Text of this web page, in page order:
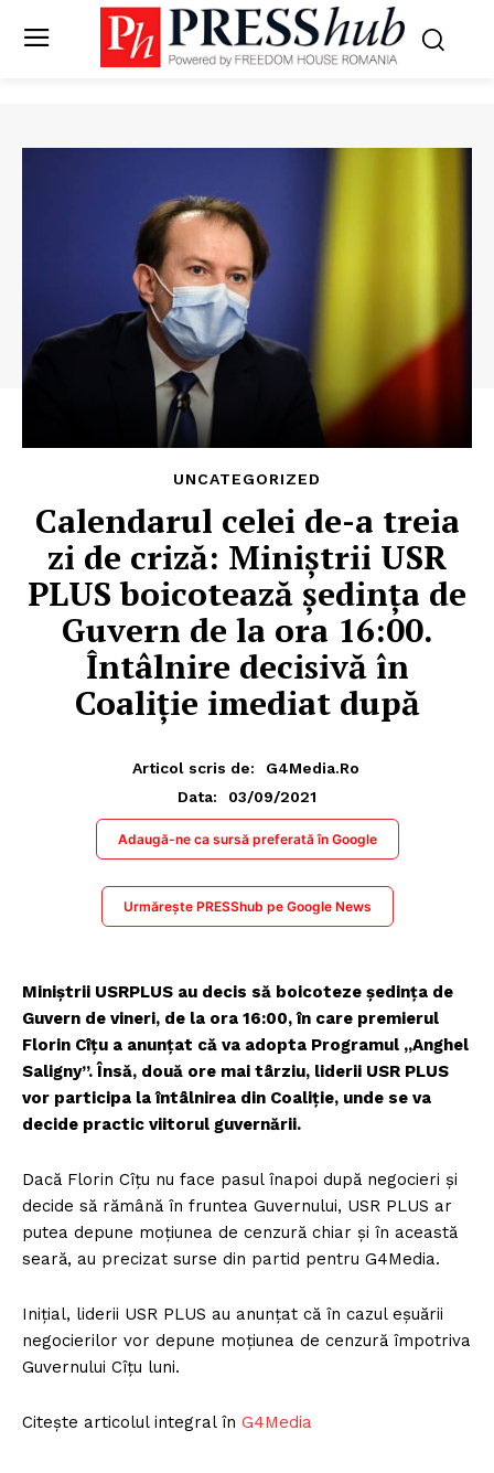
UNCATEGORIZED
Calendarul celei de-a treia
zi de criză: Miniștrii USR
PLUS boicotează ședința de
Guvern de la ora 16:00.
Întâlnire decisivă în
Coaliție imediat după
Articol scris de:
G4Media.ro
Data:
03/09/2021
Adaugă-ne ca sursă preferată în Google
Urmărește PRESShub pe Google News
Miniștrii USRPLUS au decis să boicoteze ședința de
Guvern de vineri, de la ora 16:00, în care premierul
Florin Cîțu a anunțat că va adopta Programul „Anghel
Saligny”. Însă, două ore mai târziu, liderii USR PLUS
vor participa la întâlnirea din Coaliție, unde se va
decide practic viitorul guvernării.
Dacă Florin Cîțu nu face pasul înapoi după negocieri și
decide să rămână în fruntea Guvernului, USR PLUS ar
putea depune moțiunea de cenzură chiar și în această
seară, au precizat surse din partid pentru G4Media.
Inițial, liderii USR PLUS au anunțat că în cazul eșuării
negocierilor vor depune moțiunea de cenzură împotriva
Guvernului Cîțu luni.
Citește articolul integral în G4Media